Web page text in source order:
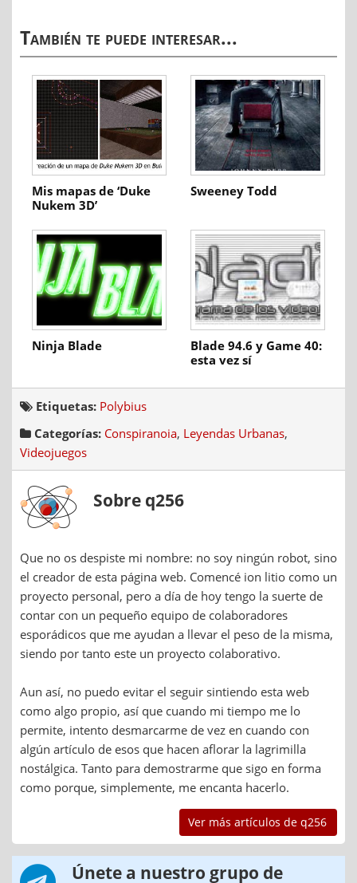
También te puede interesar...
Mis mapas de ‘Duke
Nukem 3D’
Sweeney Todd
Ninja Blade
Blade 94.6 y Game 40:
esta vez sí
Etiquetas: Polybius
Categorías: Conspiranoia, Leyendas Urbanas,
Videojuegos
Sobre q256
Que no os despiste mi nombre: no soy ningún robot, sino
el creador de esta página web. Comencé ion litio como un
proyecto personal, pero a día de hoy tengo la suerte de
contar con un pequeño equipo de colaboradores
esporádicos que me ayudan a llevar el peso de la misma,
siendo por tanto este un proyecto colaborativo.
Aun así, no puedo evitar el seguir sintiendo esta web
como algo propio, así que cuando mi tiempo me lo
permite, intento desmarcarme de vez en cuando con
algún artículo de esos que hacen aflorar la lagrimilla
nostálgica. Tanto para demostrarme que sigo en forma
como porque, simplemente, me encanta hacerlo.
Ver más artículos de q256
Únete a nuestro grupo de